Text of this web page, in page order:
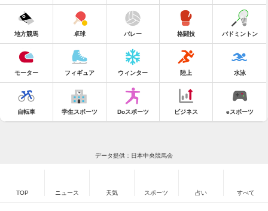
地方競馬 卓球 バレー 格闘技 バドミントン
モーター フィギュア ウィンター 陸上 水泳
自転車 学生スポーツ Doスポーツ ビジネス eスポーツ
データ提供：日本中央競馬会
TOP ニュース 天気 スポーツ 占い すべて